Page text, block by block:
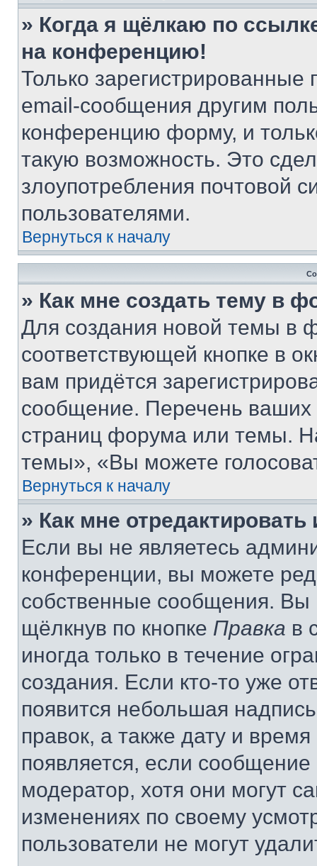
» Когда я щёлкаю по
на конференцию!
Только зарегистрированные
email-сообщения другим
конференцию форму, и
такую возможность. Это
злоупотребления почтовой
пользователями.
Вернуться к началу
» Как мне создать тему в
Для создания новой темы в
соответствующей кнопке в
вам придётся
сообщение. Перечень ваших
страниц форума или темы.
темы», «Вы можете
Вернуться к началу
» Как мне
Если вы не являетесь
конференции, вы можете
собственные сообщения. Вы
щёлкнув по кнопке Правка в
иногда только в течение
создания. Если кто-то уже
появится небольшая
правок, а также дату и
появляется, если
модератор, хотя они могут
изменениях по своему
пользователи не могут